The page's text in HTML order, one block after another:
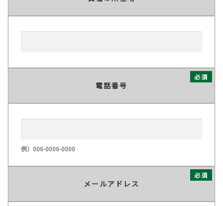
必須
電話番号
例）000-0000-0000
必須
メールアドレス